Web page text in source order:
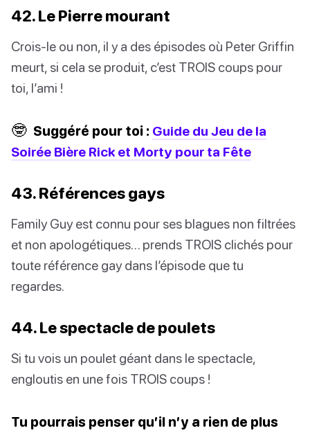
42. Le Pierre mourant
Crois-le ou non, il y a des épisodes où Peter Griffin
meurt, si cela se produit, c’est TROIS coups pour
toi, l’ami !
🤓 Suggéré pour toi : Guide du Jeu de la
Soirée Bière Rick et Morty pour ta Fête
43. Références gays
Family Guy est connu pour ses blagues non filtrées
et non apologétiques… prends TROIS clichés pour
toute référence gay dans l’épisode que tu
regardes.
44. Le spectacle de poulets
Si tu vois un poulet géant dans le spectacle,
engloutis en une fois TROIS coups !
Tu pourrais penser qu’il n’y a rien de plus